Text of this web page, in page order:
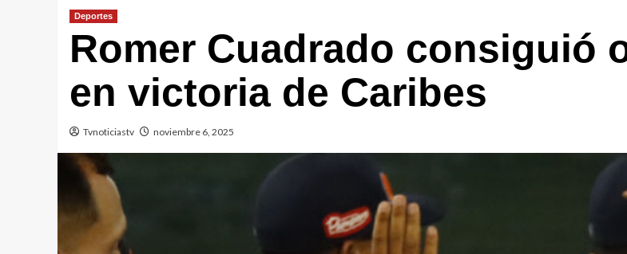
Deportes
Romer Cuadrado consiguió
en victoria de Caribes
Tvnoticiastv noviembre 6, 2025